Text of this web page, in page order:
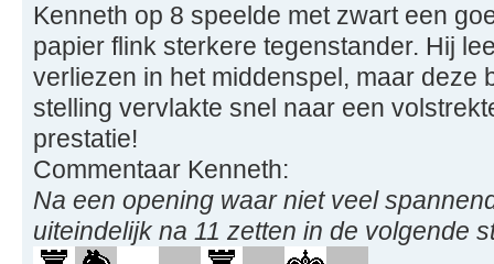
Kenneth op 8 speelde met zwart een
papier flink sterkere tegenstander. Hij
verliezen in het middenspel, maar deze
stelling vervlakte snel naar een
prestatie!
Commentaar Kenneth:
Na een opening waar niet veel
uiteindelijk na 11 zetten in de volgende